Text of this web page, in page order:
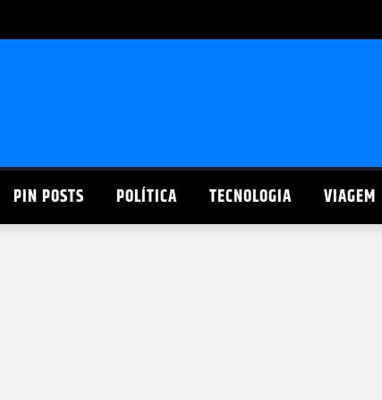
PIN POSTS POLÍTICA TECNOLOGIA VIAGEM